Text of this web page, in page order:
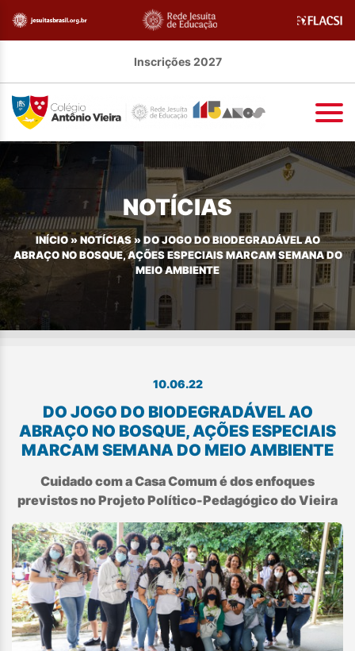
Inscrições 2027
NOTÍCIAS
INÍCIO» NOTÍCIAS» DO JOGO DO BIODEGRADÁVEL AO
ABRAÇO NO BOSQUE, AÇÕES ESPECIAIS MARCAM SEMANA DO
MEIO AMBIENTE
10.06.22
DO JOGO DO BIODEGRADÁVEL AO
ABRAÇO NO BOSQUE, AÇÕES ESPECIAIS
MARCAM SEMANA DO MEIO AMBIENTE
Cuidado com a Casa Comum é dos enfoques
previstos no Projeto Político-Pedagógico do Vieira